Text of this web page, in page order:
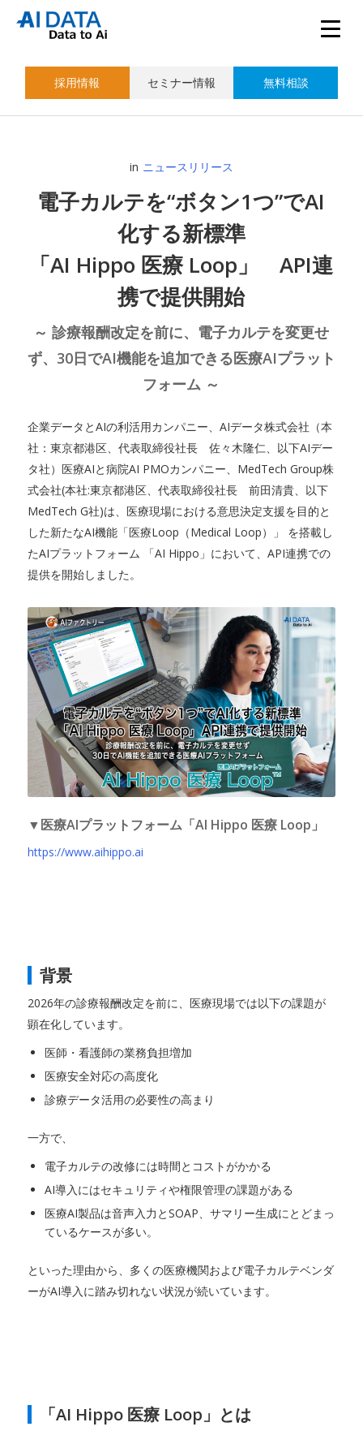
採用情報 セミナー情報 無料相談
in ニュースリリース
電子カルテを“ボタン1つ”でAI
化する新標準
「AI Hippo 医療 Loop」 API連
携で提供開始
～ 診療報酬改定を前に、電子カルテを変更せ
ず、30日でAI機能を追加できる医療AIプラット
フォーム ～
企業データとAIの利活用カンパニー、AIデータ株式会社（本
社：東京都港区、代表取締役社長 佐々木隆仁、以下AIデー
タ社）医療AIと病院AI PMOカンパニー、MedTech Group株
式会社(本社:東京都港区、代表取締役社長 前田清貴、以下
MedTech G社)は、医療現場における意思決定支援を目的と
した新たなAI機能「医療Loop（Medical Loop）」 を搭載し
たAIプラットフォーム 「AI Hippo」において、API連携での
提供を開始しました。
▼医療AIプラットフォーム「AI Hippo 医療 Loop」
https://www.aihippo.ai
背景
2026年の診療報酬改定を前に、医療現場では以下の課題が
顕在化しています。
医師・看護師の業務負担増加
医療安全対応の高度化
診療データ活用の必要性の高まり
一方で、
電子カルテの改修には時間とコストがかかる
AI導入にはセキュリティや権限管理の課題がある
医療AI製品は音声入力とSOAP、サマリー生成にとどまっ
ているケースが多い。
といった理由から、多くの医療機関および電子カルテベンダ
ーがAI導入に踏み切れない状況が続いています。
「AI Hippo 医療 Loop」とは